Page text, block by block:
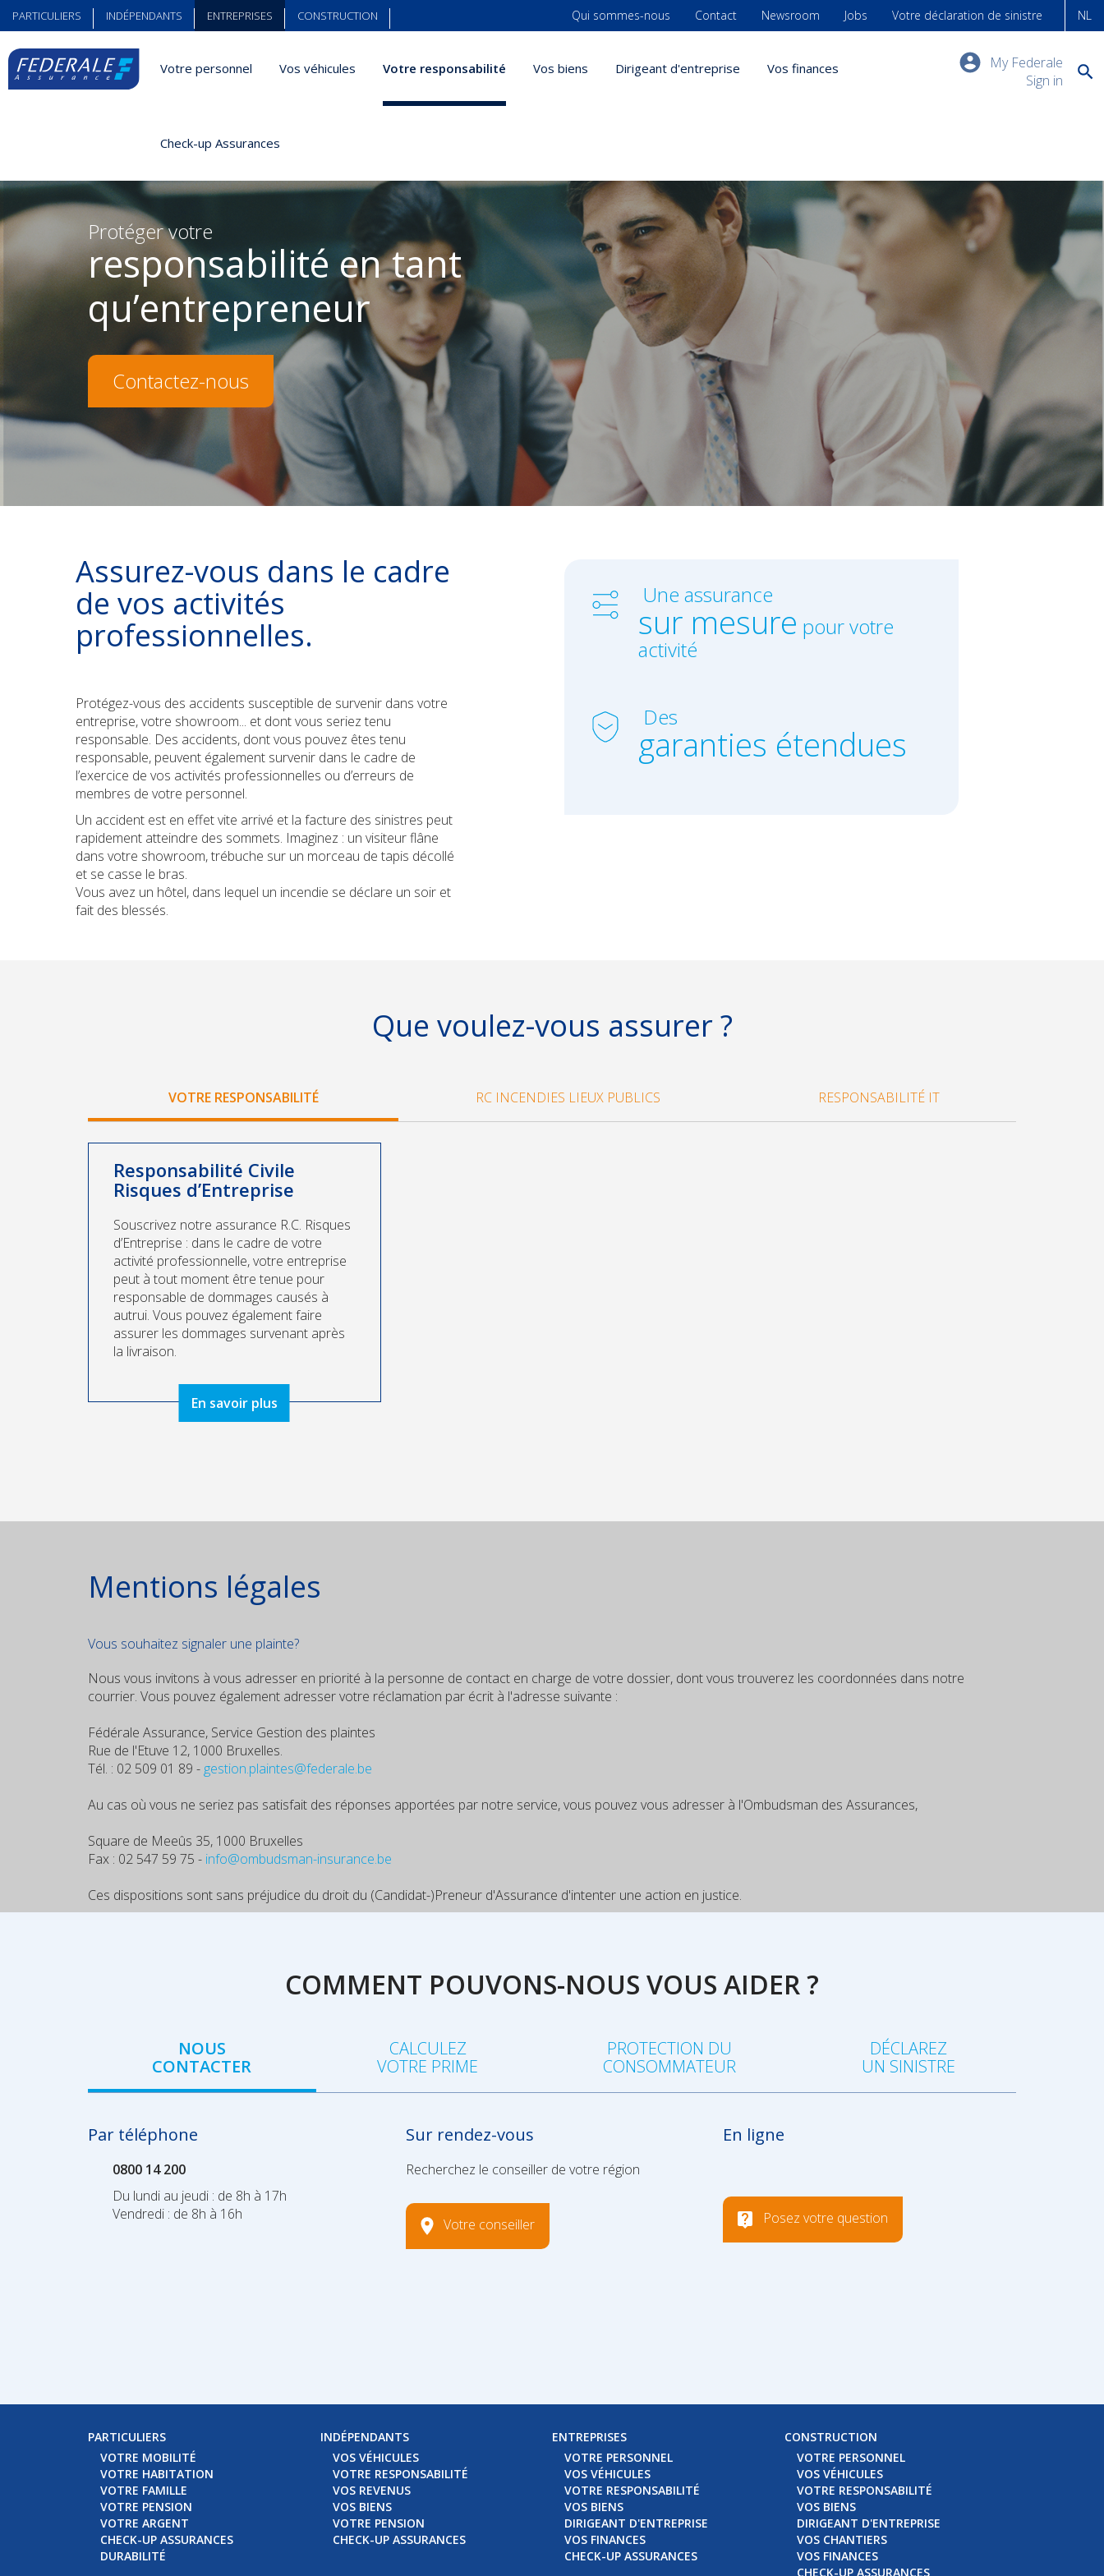
NL
My Federale
Sign in
PARTICULIERS INDÉPENDANTS ENTREPRISES
Votre personnel Vos véhicules Votre responsabilité Vos biens Dirigeant d'entreprise Vos finances
Check-up Assurances
CONSTRUCTION Qui sommes-nous Contact Newsroom Jobs Votre déclaration de sinistre
Protéger votre
responsabilité en tant
qu’entrepreneur
Contactez-nous
Assurez-vous dans le cadre
de vos activités
professionnelles.
Protégez-vous des accidents susceptible de survenir dans votre
entreprise, votre showroom... et dont vous seriez tenu
responsable. Des accidents, dont vous pouvez êtes tenu
responsable, peuvent également survenir dans le cadre de
l’exercice de vos activités professionnelles ou d’erreurs de
membres de votre personnel.
Un accident est en effet vite arrivé et la facture des sinistres peut
rapidement atteindre des sommets. Imaginez : un visiteur flâne
dans votre showroom, trébuche sur un morceau de tapis décollé
et se casse le bras.
Vous avez un hôtel, dans lequel un incendie se déclare un soir et
fait des blessés.
Une assurance
sur mesure pour votre
activité
Des
garanties étendues
Que voulez-vous assurer ?
VOTRE RESPONSABILITÉ RC INCENDIES LIEUX PUBLICS RESPONSABILITÉ IT
Responsabilité Civile
Risques d’Entreprise
Souscrivez notre assurance R.C. Risques
d’Entreprise : dans le cadre de votre
activité professionnelle, votre entreprise
peut à tout moment être tenue pour
responsable de dommages causés à
autrui. Vous pouvez également faire
assurer les dommages survenant après
la livraison.
En savoir plus
Mentions légales
Vous souhaitez signaler une plainte?
Nous vous invitons à vous adresser en priorité à la personne de contact en charge de votre dossier, dont vous trouverez les coordonnées dans notre
courrier. Vous pouvez également adresser votre réclamation par écrit à l'adresse suivante :
Fédérale Assurance, Service Gestion des plaintes
Rue de l'Etuve 12, 1000 Bruxelles.
Tél. : 02 509 01 89 - gestion.plaintes@federale.be
Au cas où vous ne seriez pas satisfait des réponses apportées par notre service, vous pouvez vous adresser à l'Ombudsman des Assurances,
Square de Meeûs 35, 1000 Bruxelles
Fax : 02 547 59 75 - info@ombudsman-insurance.be
Ces dispositions sont sans préjudice du droit du (Candidat-)Preneur d'Assurance d'intenter une action en justice.
COMMENT POUVONS-NOUS VOUS AIDER ?
NOUS
CONTACTER
CALCULEZ
VOTRE PRIME
PROTECTION DU
CONSOMMATEUR
DÉCLAREZ
UN SINISTRE
Par téléphone
0800 14 200
Du lundi au jeudi : de 8h à 17h
Vendredi : de 8h à 16h
Sur rendez-vous
Recherchez le conseiller de votre région
Votre conseiller
En ligne
Posez votre question
PARTICULIERS
VOTRE MOBILITÉ
VOTRE HABITATION
VOTRE FAMILLE
VOTRE PENSION
VOTRE ARGENT
CHECK-UP ASSURANCES
DURABILITÉ
INDÉPENDANTS
VOS VÉHICULES
VOTRE RESPONSABILITÉ
VOS REVENUS
VOS BIENS
VOTRE PENSION
CHECK-UP ASSURANCES
ENTREPRISES
VOTRE PERSONNEL
VOS VÉHICULES
VOTRE RESPONSABILITÉ
VOS BIENS
DIRIGEANT D'ENTREPRISE
VOS FINANCES
CHECK-UP ASSURANCES
CONSTRUCTION
VOTRE PERSONNEL
VOS VÉHICULES
VOTRE RESPONSABILITÉ
VOS BIENS
DIRIGEANT D'ENTREPRISE
VOS CHANTIERS
VOS FINANCES
CHECK-UP ASSURANCES